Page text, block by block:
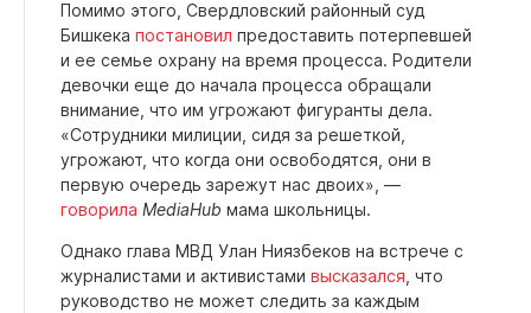
Помимо этого, Свердловский районный суд
Бишкека постановил предоставить потерпевшей
и ее семье охрану на время процесса. Родители
девочки еще до начала процесса обращали
внимание, что им угрожают фигуранты дела.
«Сотрудники милиции, сидя за решеткой,
угрожают, что когда они освободятся, они в
первую очередь зарежут нас двоих», —
говорила MediaHub мама школьницы.
Однако глава МВД Улан Ниязбеков на встрече с
журналистами и активистами высказался , что
руководство не может следить за каждым